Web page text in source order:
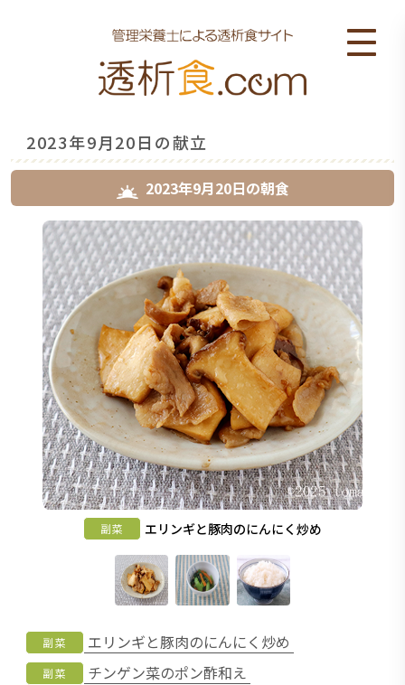
2023年9月20日の献立
2023年9月20日の朝食
副菜 エリンギと豚肉のにんにく炒め
副菜 エリンギと豚肉のにんにく炒め
副菜 チンゲン菜のポン酢和え